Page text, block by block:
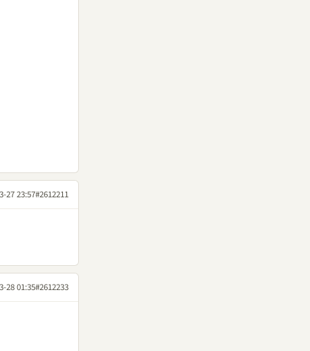
27 23:57#2612211
28 01:35#2612233